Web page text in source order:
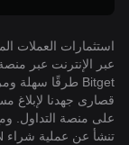
قصارى جهدنا لإبلاغ
على منصة التداول.